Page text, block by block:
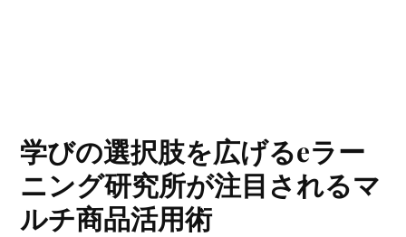
学びの選択肢を広げるeラー
ニング研究所が注目されるマ
ルチ商品活用術